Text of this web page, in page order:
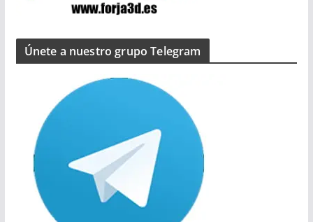
Únete a nuestro grupo Telegram